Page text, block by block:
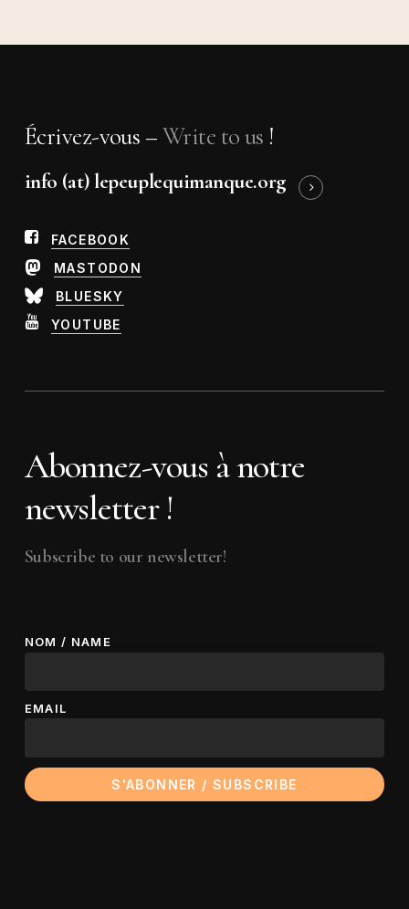
Écrivez-vous –Write to us !
info (at) lepeuplequimanque.org
FACEBOOK
MASTODON
BLUESKY
YOUTUBE
Abonnez-vous à notre
newsletter !
Subscribe to our newsletter!
NOM / NAME
EMAIL